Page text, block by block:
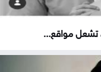
تشعل مواقع...